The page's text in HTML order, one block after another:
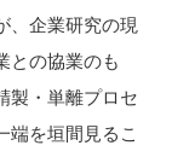
、企業研究の現
との協業のも
製・単離プロセ
端を垣間見るこ